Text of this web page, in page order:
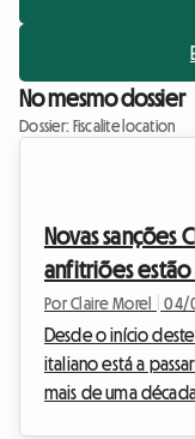
No mesmo dossier
Dossier: Fiscalite location
Novas sanções
anfitriões
partilhado em
Por Claire Morel 04/
Desde o início
italiano está a
mais de uma